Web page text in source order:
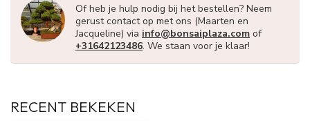
Of heb je hulp nodig bij het bestellen? Neem
gerust contact op met ons (Maarten en
Jacqueline) via info@bonsaiplaza.com of
+31642123486. We staan voor je klaar!
RECENT BEKEKEN